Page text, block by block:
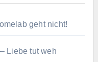
geht nicht!
Liebe tut weh